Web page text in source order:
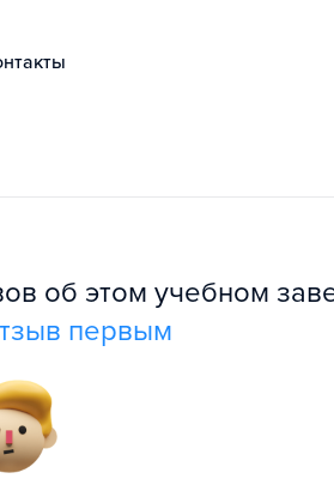
об этом учебном
первым